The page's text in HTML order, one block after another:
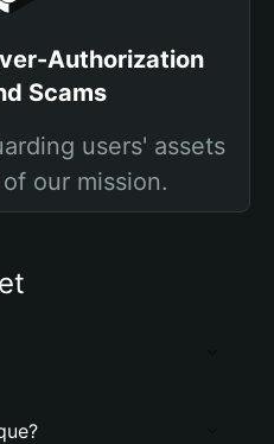
Authorization
Scams
users' assets
our mission.